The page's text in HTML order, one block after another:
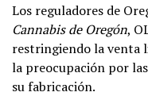
Los reguladores de
Cannabis de Oregón,
restringiendo la venta
la preocupación por
su fabricación.